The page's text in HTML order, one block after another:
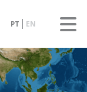
PT EN